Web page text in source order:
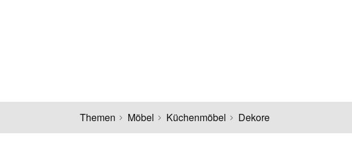
Themen Möbel Küchenmöbel Dekore